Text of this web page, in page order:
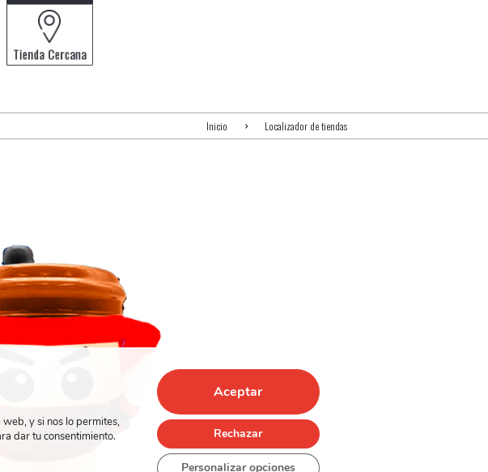
Inicio Localizador de tiendas
y si nos lo permites,
dar tu consentimiento.
Aceptar
Rechazar
Personalizar opciones